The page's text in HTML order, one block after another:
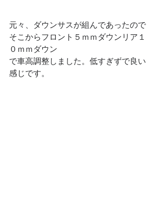
元々、ダウンサスが組んであったので
そこからフロント５ｍｍダウンリア１
０ｍｍダウン
で車高調整しました。低すぎずで良い
感じです。